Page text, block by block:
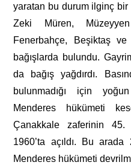
yaratan bu durum ilginç
Zeki Müren,
Fenerbahçe, Beşiktaş
bağışlarda bulundu.
da bağış yağdırdı.
bulunmadığı için
Menderes hükümeti
Çanakkale zaferinin 45.
1960’ta açıldı. Bu
Menderes hükümeti